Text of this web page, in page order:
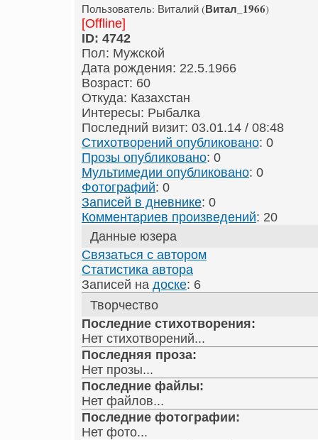
Пользователь: Виталий (Витал_1966)
[Offline]
ID: 4742
Пол: Мужской
Дата рождения: 22.5.1966
Возраст: 60
Откуда: Казахстан
Интересы: Рыбалка
Последний визит: 03.01.14 / 08:48
Стихотворений опубликовано: 0
Прозы опубликовано: 0
Мультимедии опубликовано: 0
Фотографий: 0
Записей в дневнике: 0
Комментариев произведений: 20
Данные юзера
Связаться с автором
Статистика автора
Записей на доске: 6
Творчество
Последние стихотворения:
Нет стихотворений...
Последняя проза:
Нет прозы...
Последние файлы:
Нет файлов...
Последние фотографии:
Нет фото...